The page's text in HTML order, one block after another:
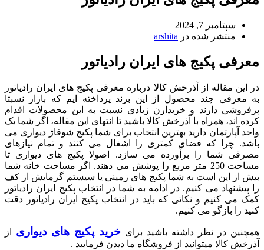
سپتامبر 7, 2024
منتشر شده در arshita
معرفی پکیج های ایران رادیاتور
در این مقاله از آذرخش کالا درباره معرفی پکیج های ایران رادیاتور
به معرفی چند محصول از این برند پرداخته ایم که بازار نسبتا
پرفروشی دارند و خریدارن زیادی نسبت به این محصولات اقدام
کرده اند، همراه با آذرخش کالا باشید تا انتهای این مقاله، اگر شما یک
واحد آپارتمان دارید بهترین انتخاب برای شما پکیج شوفاژ دیواری می
باشد. چرا که فضای کمتری را اشغال می کنند و تمام نیازهای
مصرفی شما را برآورده می سازد. اصولا پکیج های دیواری تا
مساحت 250 متر مربع را پوشش می دهند. اگر مساحت خانه شما
بیش از این است به شما پکیج های زمینی یا سیستم گرمایش از کف
را پیشنهاد می کنیم. در ادامه به شما در انتخاب پکیج ایران رادیاتور
کمک می کنیم و نکاتی که باید در انتخاب پکیج ایران رادیاتور دقت
کنید را بازگو می کنیم.
همچنین در نظر داشته باشید برای خرید پکیج های دیواری از
آذرخش کالا میتوانید از فروشگاه ما دیدن فرمایید .